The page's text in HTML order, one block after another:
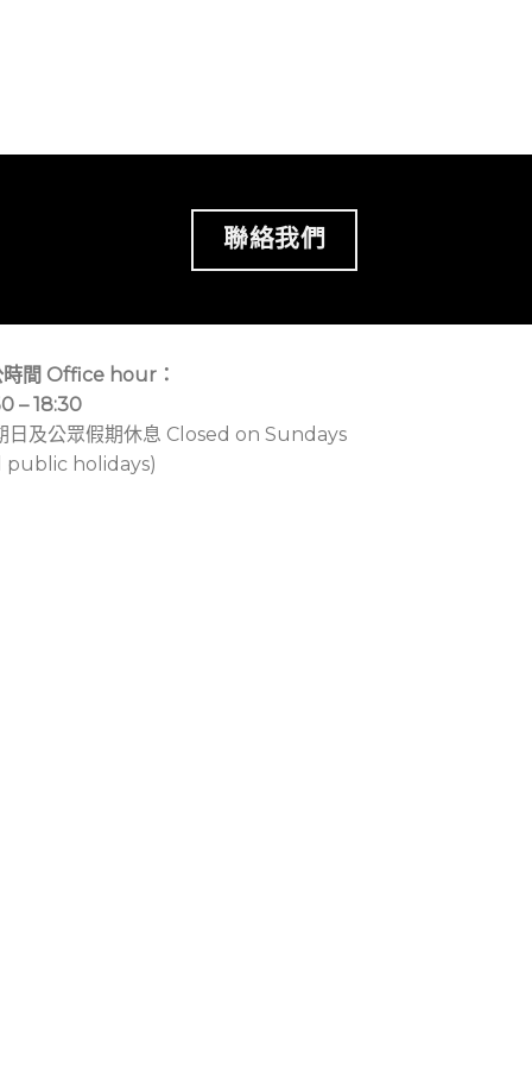
聯絡我們
時間 Office hour：
– 18:30
日及公眾假期休息 Closed on Sundays
public holidays)